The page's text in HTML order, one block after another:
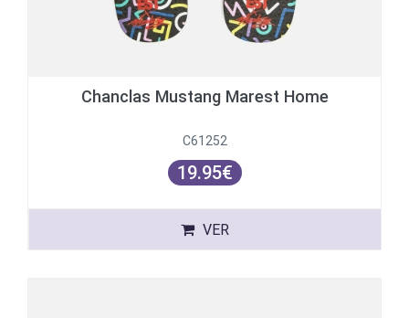
Chanclas Mustang Marest Home
C61252
19.95€
VER